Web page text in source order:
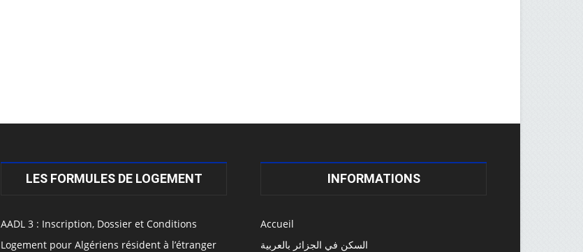
LES FORMULES DE LOGEMENT
AADL 3 : Inscription, Dossier et Conditions
Logement pour Algériens résident à l’étranger
INFORMATIONS
Accueil
السكن في الجزائر بالعربية